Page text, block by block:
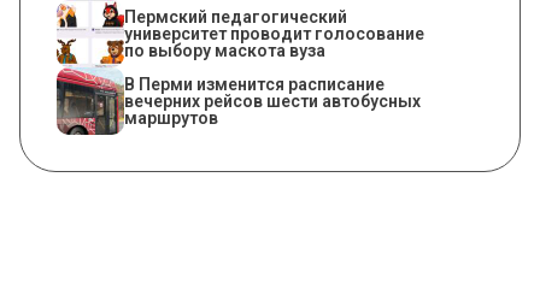
Пермский педагогический
университет проводит голосование
по выбору маскота вуза
​В Перми изменится расписание
вечерних рейсов шести автобусных
маршрутов